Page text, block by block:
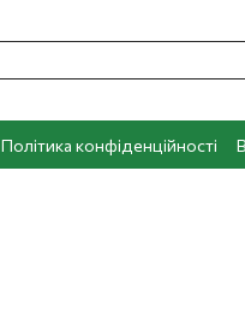
Політика конфіденційності